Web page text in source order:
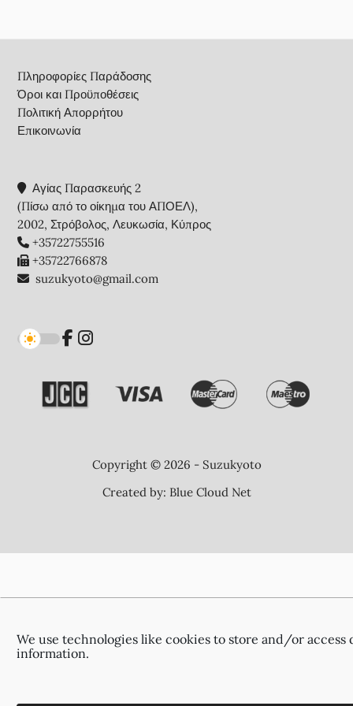
We use technologies like cookies to store and/or access
information.
Πληροφορίες Παράδοσης
Όροι και Προϋποθέσεις
Πολιτική Απορρήτου
Επικοινωνία
Αγίας Παρασκευής 2
(Πίσω από το οίκημα του ΑΠΟΕΛ),
2002, Στρόβολος, Λευκωσία, Κύπρος
+35722755516
+35722766878
suzukyoto@gmail.com
Copyright © 2026 - Suzukyoto
Created by: Blue Cloud Net